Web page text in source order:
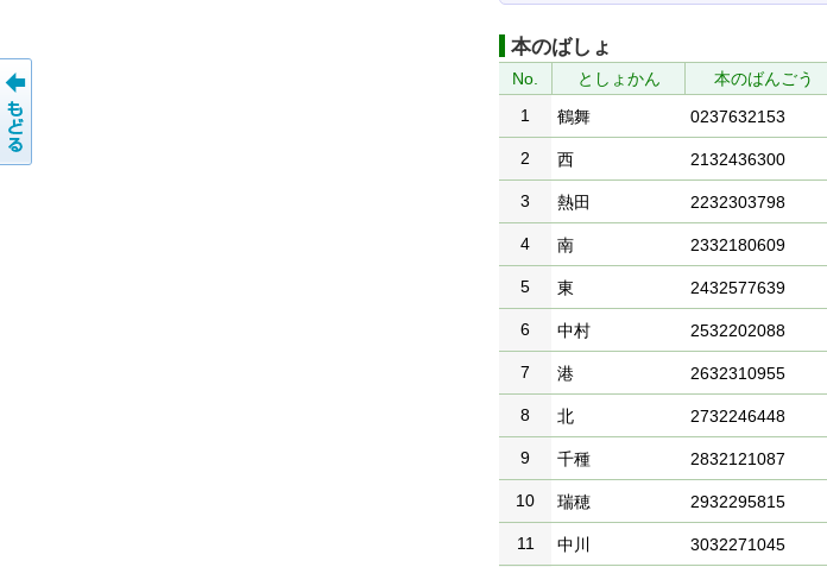
本のばしょ
No. としょかん 本のばんごう
1
鶴舞 0237632153
2 西 2132436300
3 熱田 2232303798
4 南 2332180609
5 東 2432577639
6 中村 2532202088
7 港 2632310955
8 北 2732246448
9 千種 2832121087
10 瑞穂 2932295815
11 中川 3032271045